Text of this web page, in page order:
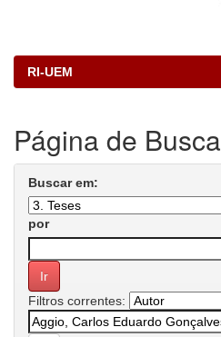
RI-UEM
Página de Busca
Buscar em:
por
Filtros correntes: